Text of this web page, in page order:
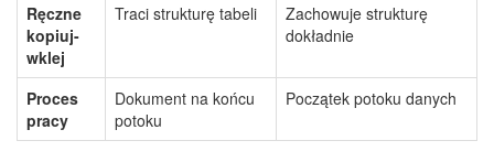
Ręczne
kopiuj-
wklej
Traci strukturę tabeli
Zachowuje strukturę
dokładnie
Proces
pracy
Dokument na końcu
potoku
Początek potoku danych